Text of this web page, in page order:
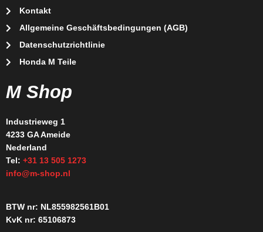
Kontakt
Allgemeine Geschäftsbedingungen (AGB)
Datenschutzrichtlinie
Honda M Teile
M Shop
Industrieweg 1
4233 GA Ameide
Nederland
Tel: +31 13 505 1273
info@m-shop.nl
BTW nr: NL855982561B01
KvK nr: 65106873